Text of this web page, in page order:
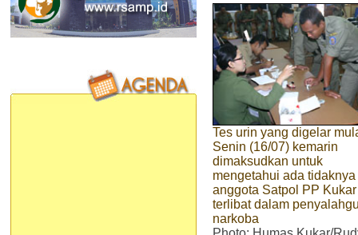
Tes urin yang digelar
Senin (16/07) kemarin
dimaksudkan untuk
mengetahui ada tidaknya
anggota Satpol PP Kukar
terlibat dalam
narkoba